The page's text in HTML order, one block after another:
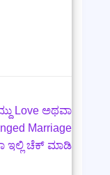
Love ಅಥವಾ
Marriage
ಇಲ್ಲಿ ಚೆಕ್‌ ಮಾಡಿ